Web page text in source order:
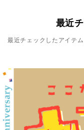
最近
最近チェックしたアイテム